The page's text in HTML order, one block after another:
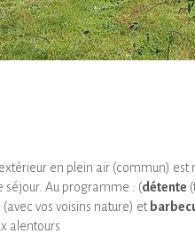
en plein air (commun) est
séjour. Au programme : (détente
(avec vos voisins nature) et
alentours